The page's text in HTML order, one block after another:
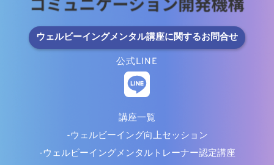
ウェルビーイングメンタル講座に関するお問合せ
公式LINE
講座一覧
-ウェルビーイング向上セッション
-ウェルビーイングメンタルトレーナー認定講座